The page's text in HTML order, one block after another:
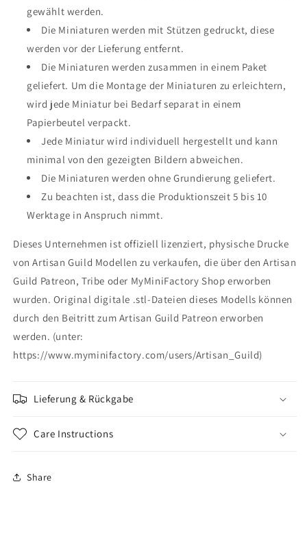
gewählt werden.
Die Miniaturen werden mit Stützen gedruckt, diese
werden vor der Lieferung entfernt.
Die Miniaturen werden zusammen in einem Paket
geliefert. Um die Montage der Miniaturen zu erleichtern,
wird jede Miniatur bei Bedarf separat in einem
Papierbeutel verpackt.
Jede Miniatur wird individuell hergestellt und kann
minimal von den gezeigten Bildern abweichen.
Die Miniaturen werden ohne Grundierung geliefert.
Zu beachten ist, dass die Produktionszeit 5 bis 10
Werktage in Anspruch nimmt.
Dieses Unternehmen ist offiziell lizenziert, physische Drucke
von Artisan Guild Modellen zu verkaufen, die über den Artisan
Guild Patreon, Tribe oder MyMiniFactory Shop erworben
wurden. Original digitale .stl-Dateien dieses Modells können
durch den Beitritt zum Artisan Guild Patreon erworben
werden. (unter:
https://www.myminifactory.com/users/Artisan_Guild)
Lieferung & Rückgabe
Care Instructions
Share